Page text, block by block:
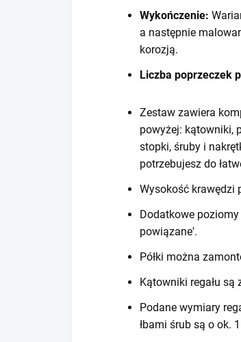
Wykończenie:
a następnie
korozją.
Liczba poprzeczek
Zestaw zawiera
powyżej: kątowniki,
stopki, śruby i
potrzebujesz do
Wysokość krawędzi
Dodatkowe
powiązane'.
Półki można
Kątowniki regału są
Podane wymiary
łbami śrub są o ok.